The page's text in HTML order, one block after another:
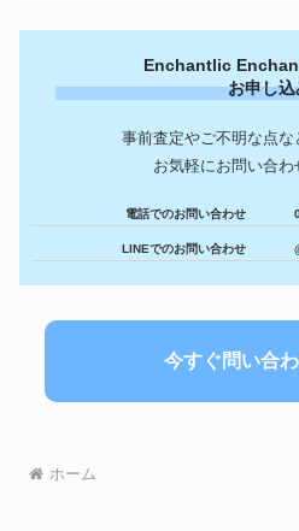
Enchantlic
お申し込
事前査定やご不明な点な
お気軽にお問い合わ
電話でのお問い合わせ
LINEでのお問い合わせ
今すぐ問い合
ホーム